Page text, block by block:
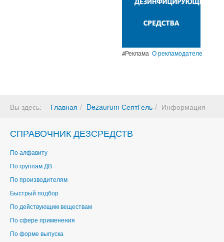
#Реклама О рекламодателе
Вы здесь: Главная Dezaurum СептГель Информация
СПРАВОЧНИК ДЕЗСРЕДСТВ
По алфавиту
По группам ДВ
По производителям
Быстрый подбор
По действующим веществам
По сфере применения
По форме выпуска